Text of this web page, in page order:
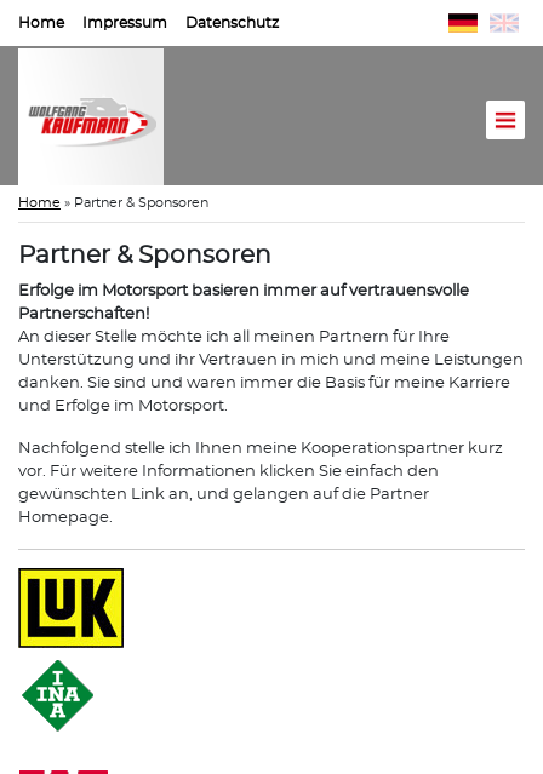
Home Impressum Datenschutz
Home » Partner & Sponsoren
Partner & Sponsoren
Erfolge im Motorsport basieren immer auf vertrauensvolle
Partnerschaften!
An dieser Stelle möchte ich all meinen Partnern für Ihre
Unterstützung und ihr Vertrauen in mich und meine Leistungen
danken. Sie sind und waren immer die Basis für meine Karriere
und Erfolge im Motorsport.
Nachfolgend stelle ich Ihnen meine Kooperationspartner kurz
vor. Für weitere Informationen klicken Sie einfach den
gewünschten Link an, und gelangen auf die Partner
Homepage.